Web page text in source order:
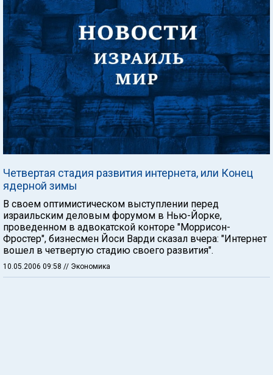
Четвертая стадия развития интернета, или Конец
ядерной зимы
В своем оптимистическом выступлении перед
израильским деловым форумом в Нью-Йорке,
проведенном в адвокатской конторе "Моррисон-
Фростер", бизнесмен Йоси Варди сказал вчера: "Интернет
вошел в четвертую стадию своего развития".
10.05.2006 09:58 // Экономика